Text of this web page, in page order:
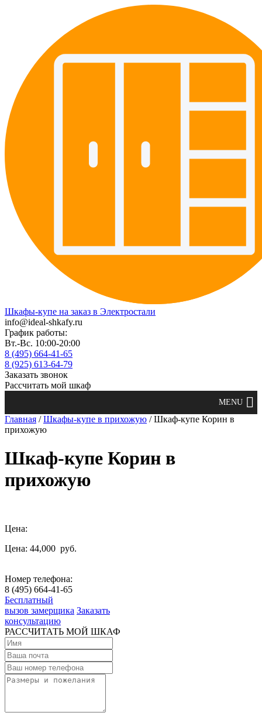
Шкафы-купе на заказ в Электростали
info@ideal-shkafy.ru
График работы:
Вт.-Вс. 10:00-20:00
8 (495) 664-41-65
8 (925) 613-64-79
Заказать звонок
Рассчитать мой шкаф
Главная /Шкафы-купе в прихожую / Шкаф-купе Корин в
прихожую
Шкаф-купе Корин в
прихожую
Цена:
Цена: 44,000 руб.
Номер телефона:
8 (495) 664-41-65
Бесплатный
вызов замерщика Заказать
консультацию
РАССЧИТАТЬ МОЙ ШКАФ